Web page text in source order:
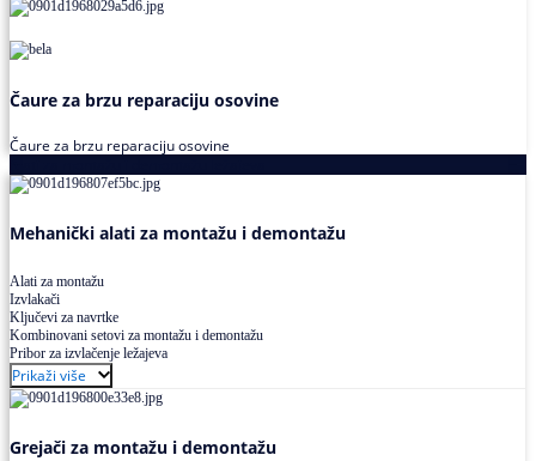
Čaure za brzu reparaciju osovine
Čaure za brzu reparaciju osovine
Mehanički alati za montažu i demontažu
Alati za montažu
Izvlakači
Ključevi za navrtke
Kombinovani setovi za montažu i demontažu
Pribor za izvlačenje ležajeva
Prikaži više
Grejači za montažu i demontažu